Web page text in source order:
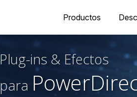
Productos
Plug-ins & Efectos
para